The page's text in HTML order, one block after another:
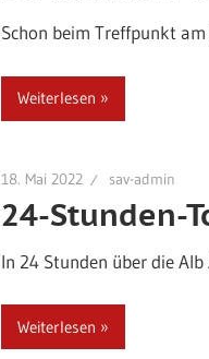
Schon beim Treffpunkt
Weiterlesen
18. Mai 2022 sav-admin
24-Stunden-
In 24 Stunden über die
Weiterlesen